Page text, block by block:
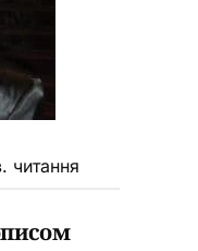
читання